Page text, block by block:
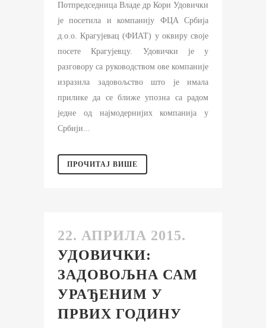
Потпредседница Владе др Кори Удовички
је посетила и компанију ФЦА Србија
д.о.о. Крагујевац (ФИАТ) у оквиру своје
посете Крагујевцу. Удовички је у
разговору са руководством ове компаније
изразила задовољство што је имала
прилике да се ближе упозна са радом
једне од најмодернијих компанија у
Србији...
ПРОЧИТАЈ ВИШЕ
22. АПРИЛА 2015.
УДОВИЧКИ:
ЗАДОВОЉНА САМ
УРАЂЕНИМ У
ПРВИХ ГОДИНУ